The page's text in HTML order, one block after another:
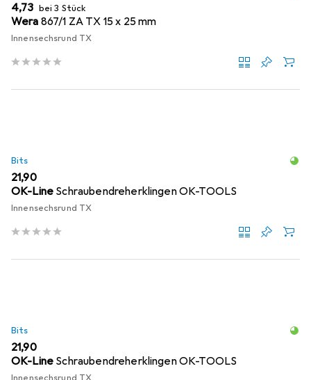
EUR
4,73 bei 3 Stück
Wera 867/1 ZA TX 15 x 25 mm
Innensechsrund TX
Bits
EUR
21,90
OK-Line Schraubendreherklingen OK-TOOLS
Innensechsrund TX
Bits
EUR
21,90
OK-Line Schraubendreherklingen OK-TOOLS